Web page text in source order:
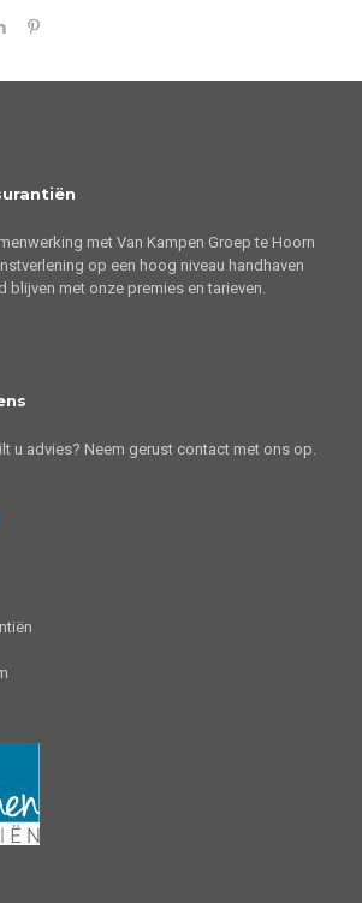
met Van Kampen Groep te Hoorn
op een hoog niveau handhaven
blijven met onze premies en tarieven.
u advies? Neem gerust contact met ons op.